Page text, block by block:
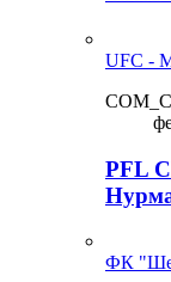
UFC -
PFL
ФК